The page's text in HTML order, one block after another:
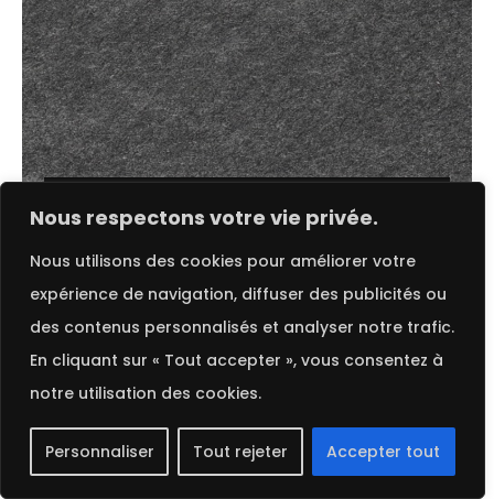
Nous respectons votre vie privée.
Nous utilisons des cookies pour améliorer votre
expérience de navigation, diffuser des publicités ou
des contenus personnalisés et analyser notre trafic.
En cliquant sur « Tout accepter », vous consentez à
notre utilisation des cookies.
Personnaliser Tout rejeter Accepter tout
Dull Black | Gmund Heidi